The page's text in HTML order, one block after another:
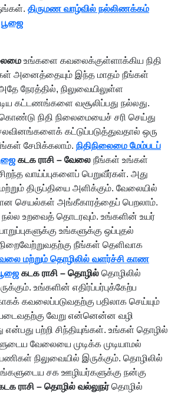
திருமண வாழ்வில் நல்லிணக்கம்
உங்களை கவலைக்குள்ளாக்கிய நிதி
அனைத்தையும் இந்த மாதம் நீங்கள்
நேரத்தில், நிலுவையிலுள்ள
கட்டணங்களை வசூலிப்பது நல்லது.
நிதி நிலைமையைச் சரி செய்து
கட்டுப்படுத்துவதால் ஒரு
சேமிக்கலாம். நிதிநிலைமை மேம்படப்
கடக ராசி – வேலை நீங்கள் உங்கள்
வாய்ப்புகளைப் பெறுவீர்கள். அது
திருப்தியை அளிக்கும். வேலையில்
செயல்கள் அங்கீகாரத்தைப் பெறலாம்.
உறவைத் தொடரவும். உங்களின் உயர்
உங்களுக்கு ஒப்புதல்
நீங்கள் தெளிவாக
மற்றும் தொழிலில் வளர்ச்சி காண
கடக ராசி – தொழில் தொழிலில்
உங்களின் எதிர்ப்பர்புக்கேற்ப
கவலைப்படுவதற்கு பதிலாக செய்யும்
வேறு என்னென்ன வழி
பற்றி சிந்தியுங்கள். உங்கள் தொழில்
வேலையை முடிக்க முடியாமல்
நிலுவையில் இருக்கும். தொழிலில்
சக ஊழியர்களுக்கு நன்கு
ராசி – தொழில் வல்லுநர்தொழில்